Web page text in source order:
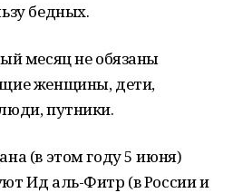
бедных.
месяц не обязаны
женщины, дети,
путники.
(в этом году 5 июня)
Ид аль-Фитр (в России и